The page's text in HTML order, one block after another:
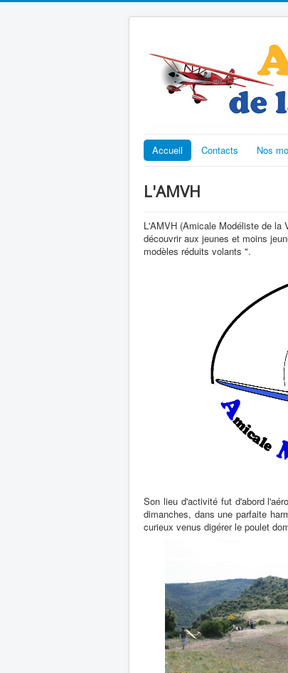
Accueil Contacts Nos
L'AMVH
L'AMVH (Amicale Modéliste de la
découvrir aux jeunes et moins
modèles réduits volants ".
Son lieu d'activité fut d'abord
dimanches, dans une parfaite
curieux venus digérer le poulet